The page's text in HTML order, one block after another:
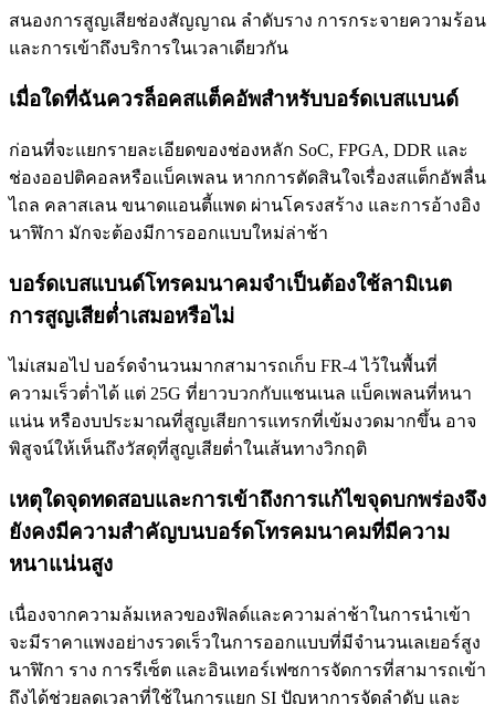
สนองการสูญเสียช่องสัญญาณ ลำดับราง การกระจายความร้อน
และการเข้าถึงบริการในเวลาเดียวกัน
เมื่อใดที่ฉันควรล็อคสแต็คอัพสำหรับบอร์ดเบสแบนด์
ก่อนที่จะแยกรายละเอียดของช่องหลัก SoC, FPGA, DDR และ
ช่องออปติคอลหรือแบ็คเพลน หากการตัดสินใจเรื่องสแต็กอัพลื่น
ไถล คลาสเลน ขนาดแอนตี้แพด ผ่านโครงสร้าง และการอ้างอิง
นาฬิกา มักจะต้องมีการออกแบบใหม่ล่าช้า
บอร์ดเบสแบนด์โทรคมนาคมจำเป็นต้องใช้ลามิเนต
การสูญเสียต่ำเสมอหรือไม่
ไม่เสมอไป บอร์ดจำนวนมากสามารถเก็บ FR-4 ไว้ในพื้นที่
ความเร็วต่ำได้ แต่ 25G ที่ยาวบวกกับแชนเนล แบ็คเพลนที่หนา
แน่น หรืองบประมาณที่สูญเสียการแทรกที่เข้มงวดมากขึ้น อาจ
พิสูจน์ให้เห็นถึงวัสดุที่สูญเสียต่ำในเส้นทางวิกฤติ
เหตุใดจุดทดสอบและการเข้าถึงการแก้ไขจุดบกพร่องจึง
ยังคงมีความสำคัญบนบอร์ดโทรคมนาคมที่มีความ
หนาแน่นสูง
เนื่องจากความล้มเหลวของฟิลด์และความล่าช้าในการนำเข้า
จะมีราคาแพงอย่างรวดเร็วในการออกแบบที่มีจำนวนเลเยอร์สูง
นาฬิกา ราง การรีเซ็ต และอินเทอร์เฟซการจัดการที่สามารถเข้า
ถึงได้ช่วยลดเวลาที่ใช้ในการแยก SI ปัญหาการจัดลำดับ และ